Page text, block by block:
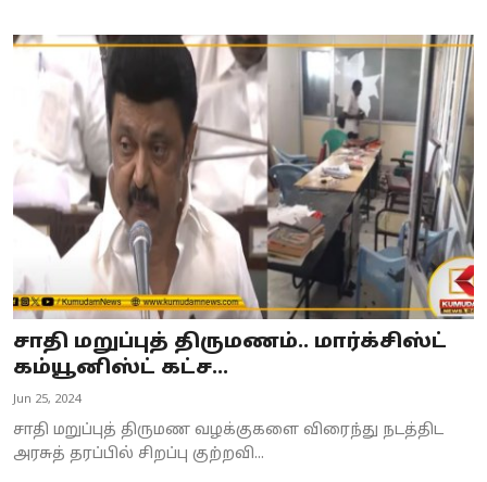
சாதி மறுப்புத் திருமணம்.. மார்க்சிஸ்ட்
கம்யூனிஸ்ட் கட்ச...
Jun 25, 2024
சாதி மறுப்புத் திருமண வழக்குகளை விரைந்து நடத்திட
அரசுத் தரப்பில் சிறப்பு குற்றவி...